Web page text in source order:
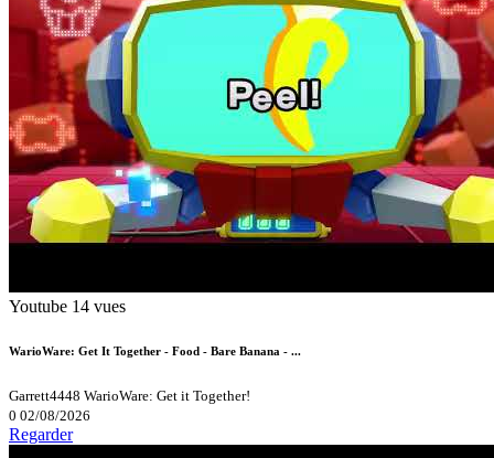
Youtube 14 vues
WarioWare: Get It Together - Food - Bare Banana - ...
Garrett4448 WarioWare: Get it Together!
0 02/08/2026
Regarder